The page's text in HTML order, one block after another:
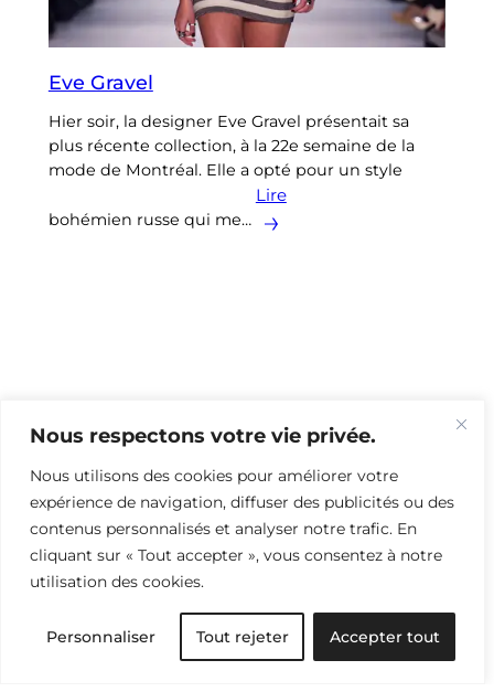
Nous respectons votre vie privée.
Nous utilisons des cookies pour améliorer votre
expérience de navigation, diffuser des publicités ou des
contenus personnalisés et analyser notre trafic. En
cliquant sur « Tout accepter », vous consentez à notre
utilisation des cookies.
Personnaliser Tout rejeter Accepter tout
Eve Gravel
Hier soir, la designer Eve Gravel présentait sa
plus récente collection, à la 22e semaine de la
mode de Montréal. Elle a opté pour un style
bohémien russe qui me…
Lire